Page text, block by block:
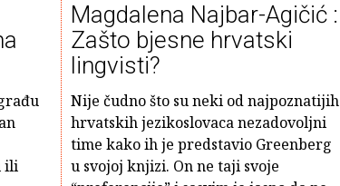
ili
Magdalena Najbar-Agičić :
Zašto bjesne hrvatski
lingvisti?
Nije čudno što su neki od najpoznatijih
hrvatskih jezikoslovaca nezadovoljni
time kako ih je predstavio Greenberg
u svojoj knjizi. On ne taji svoje